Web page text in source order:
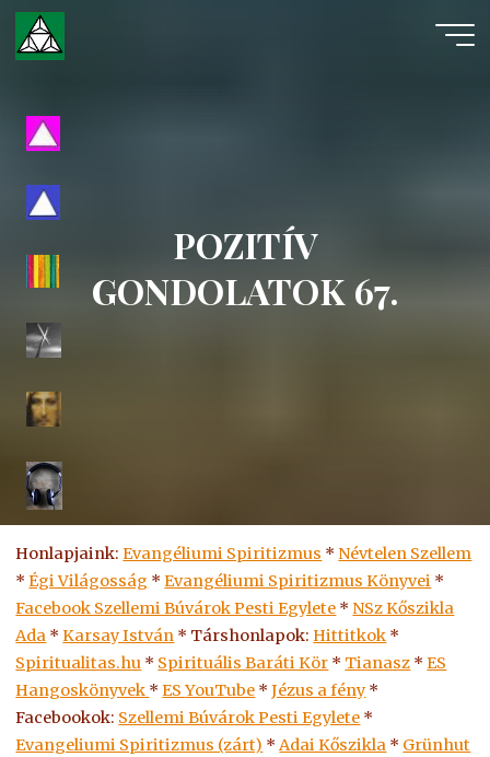
Skip
content
POZITÍV
GONDOLATOK 67.
Honlapjaink:Evangéliumi Spiritizmus * Névtelen Szellem
*Égi Világosság *Evangéliumi Spiritizmus Könyvei *
Facebook Szellemi Búvárok Pesti Egylete * NSz Kőszikla
Ada *Karsay István * Társhonlapok:Hittitkok *
Spiritualitas.hu * Spirituális Baráti Kör * Tianasz *ES
Hangoskönyvek *ESYouTube *Jézus a fény *
Facebookok: Szellemi Búvárok Pesti Egylete *
Evangeliumi Spiritizmus (zárt) *Adai Kőszikla * Grünhut